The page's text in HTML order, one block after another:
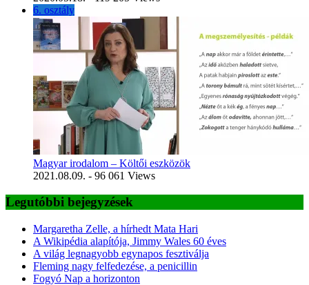
6. osztály
Magyar irodalom – Költői eszközök
2021.08.09. - 96 061 Views
Legutóbbi bejegyzések
Margaretha Zelle, a hírhedt Mata Hari
A Wikipédia alapítója, Jimmy Wales 60 éves
A világ legnagyobb egynapos fesztiválja
Fleming nagy felfedezése, a penicillin
Fogyó Nap a horizonton